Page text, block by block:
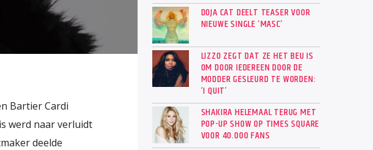
Bartier Cardi
werd naar verluidt
deelde
DOJA CAT DEELT TEASER VOOR
NIEUWE SINGLE ‘MASC’
LIZZO ZEGT DAT ZE HET BEU IS
OM DOOR IEDEREEN DOOR DE
MODDER GESLEURD TE WORDEN:
‘I QUIT’
SHAKIRA HELEMAAL TERUG MET
POP-UP SHOW OP TIMES SQUARE
VOOR 40.000 FANS